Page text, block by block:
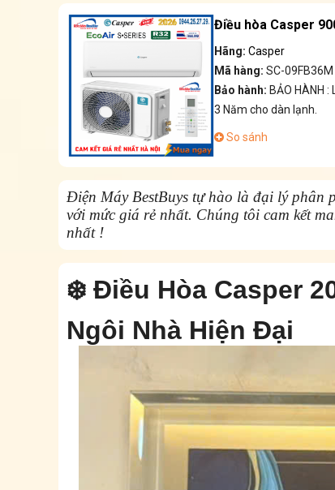
Điều hòa Casper
Hãng: Casper
Mã hàng: SC-09FB36M
Bảo hành: BẢO HÀNH
3 Năm cho dàn lạnh.
So sánh
Điện Máy BestBuys tự hào là đại lý phân
với mức giá rẻ nhất. Chúng tôi cam kết
nhất !
❄️ Điều Hòa Casper
Ngôi Nhà Hiện Đại